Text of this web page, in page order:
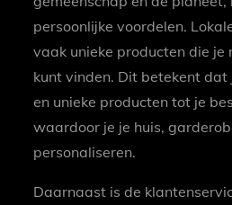
persoonlijke voordelen.
vaak unieke producten die je
kunt vinden. Dit betekent
en unieke producten tot je
waardoor je je huis,
personaliseren.
Daarnaast is de